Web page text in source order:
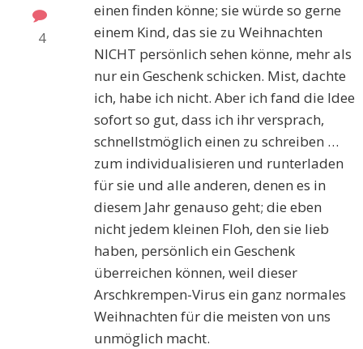
4
einen finden könne; sie würde so gerne
einem Kind, das sie zu Weihnachten
NICHT persönlich sehen könne, mehr als
nur ein Geschenk schicken. Mist, dachte
ich, habe ich nicht. Aber ich fand die Idee
sofort so gut, dass ich ihr versprach,
schnellstmöglich einen zu schreiben …
zum individualisieren und runterladen
für sie und alle anderen, denen es in
diesem Jahr genauso geht; die eben
nicht jedem kleinen Floh, den sie lieb
haben, persönlich ein Geschenk
überreichen können, weil dieser
Arschkrempen-Virus ein ganz normales
Weihnachten für die meisten von uns
unmöglich macht.